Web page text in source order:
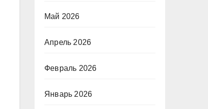
Май 2026
Апрель 2026
Февраль 2026
Январь 2026